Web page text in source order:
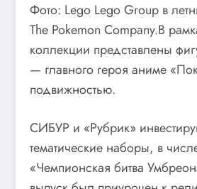
Фото: Lego Lego Group в
The Pokemon Company.В
коллекции представлены
— главного героя аниме
подвижностью.
СИБУР и «Рубрик»
тематические наборы, в
«Чемпионская битва